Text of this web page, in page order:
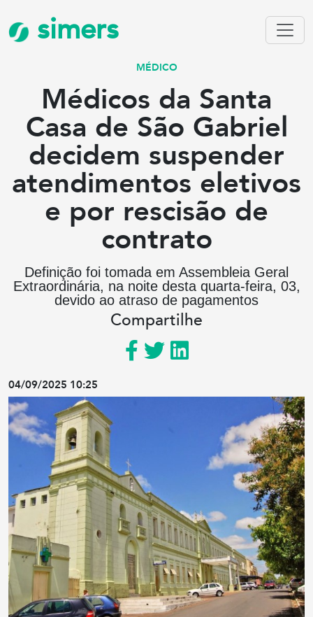
simers
MÉDICO
Médicos da Santa
Casa de São Gabriel
decidem suspender
atendimentos eletivos
e por rescisão de
contrato
Definição foi tomada em Assembleia Geral
Extraordinária, na noite desta quarta-feira, 03,
devido ao atraso de pagamentos
Compartilhe
04/09/2025 10:25